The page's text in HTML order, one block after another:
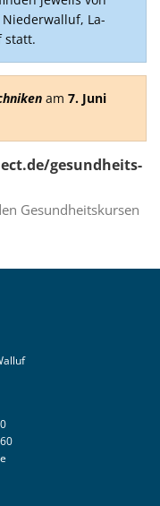
La-
statt.
am 7. Juni
gesundheits-
Gesundheitskursen